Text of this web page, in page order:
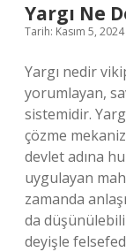
Yargı Ne
Tarih: Kasım 5, 2024
Yargı nedir
yorumlayan,
sistemidir.
çözme
devlet adına
uygulayan
zamanda
da
deyişle